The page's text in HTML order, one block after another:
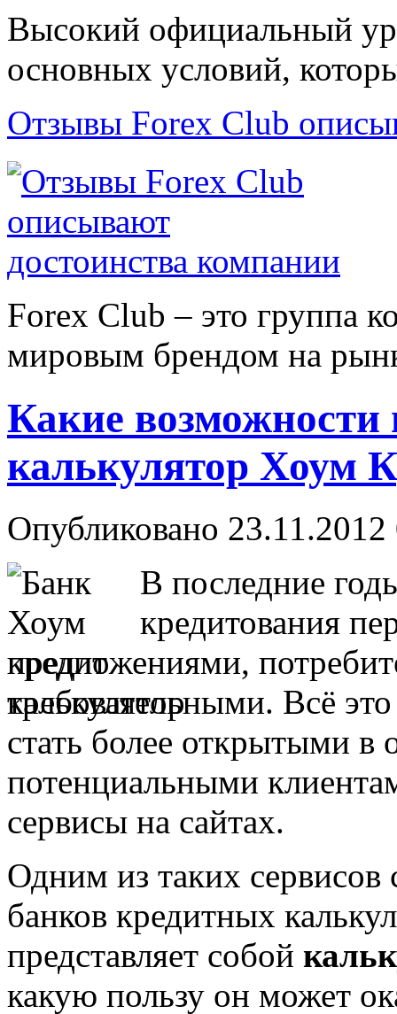
Высокий официальный
основных условий,
Отзывы Forex Сlub
Forex Сlub – это группа
мировым брендом на
Какие возможности
калькулятор Хоум
Опубликовано 23.11.2012
В последние
кредитования
предложениями,
требовательными. Всё
стать более открытыми
потенциальными
сервисы на сайтах.
Одним из таких сервисов
банков кредитных
представляет собой
какую пользу он может